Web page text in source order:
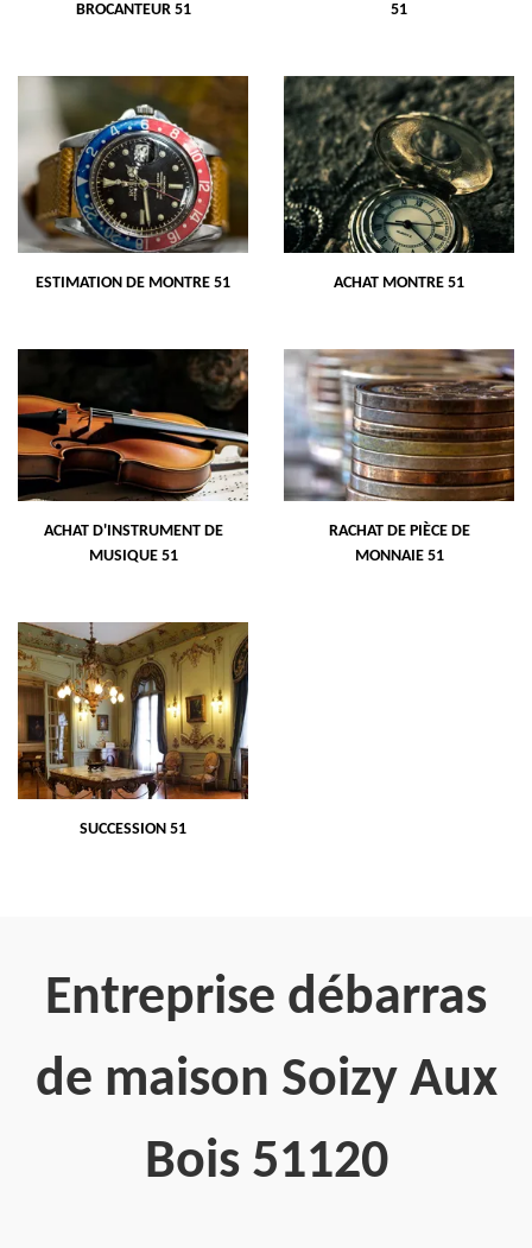
BROCANTEUR 51
51
ESTIMATION DE MONTRE 51 ACHAT MONTRE 51
ACHAT D'INSTRUMENT DE
MUSIQUE 51
RACHAT DE PIÈCE DE
MONNAIE 51
SUCCESSION 51
Entreprise débarras
de maison Soizy Aux
Bois 51120